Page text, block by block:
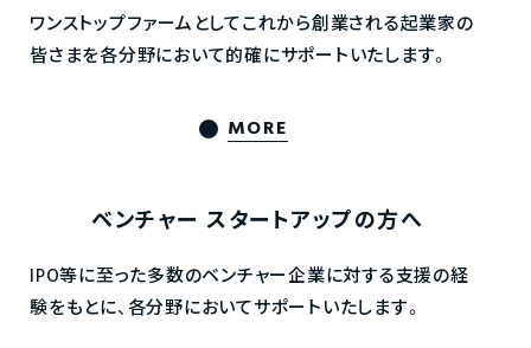
ワンストップファームとしてこれから創業される起業家の
皆さまを各分野において的確にサポートいたします。
MORE
ベンチャー スタートアップの方へ
IPO等に至った多数のベンチャー企業に対する支援の経
験をもとに、各分野においてサポートいたします。